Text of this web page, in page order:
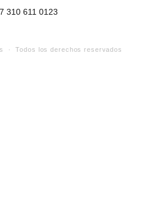
310 611 0123
· Todos los derechos reservados